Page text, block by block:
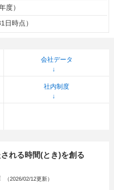
度）
日時点）
会社データ
社内制度
れる時間(とき)を創る
（2026/02/12更新）